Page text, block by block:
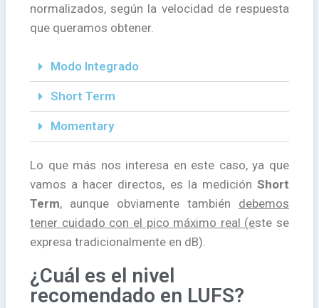
normalizados, según la velocidad de respuesta
que queramos obtener.
Modo Integrado
Short Term
Momentary
Lo que más nos interesa en este caso, ya que
vamos a hacer directos, es la medición Short
Term, aunque obviamente también debemos
tener cuidado con el pico máximo real (este se
expresa tradicionalmente en dB).
¿Cuál es el nivel
recomendado en LUFS?